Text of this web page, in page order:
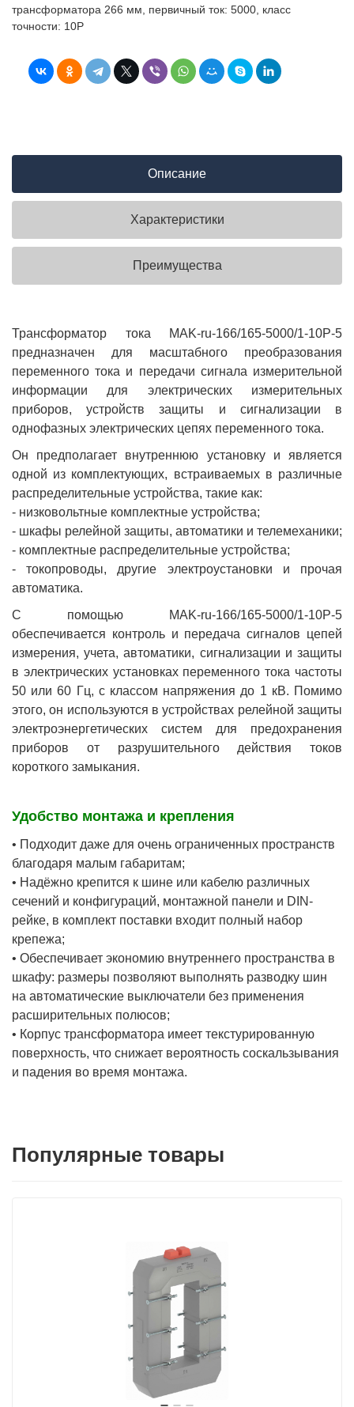
трансформатора 266 мм, первичный ток: 5000, класс
точности: 10Р
Описание
Характеристики
Преимущества
Трансформатор тока MAK-ru-166/165-5000/1-10Р-5
предназначен для масштабного преобразования
переменного тока и передачи сигнала измерительной
информации для электрических измерительных
приборов, устройств защиты и сигнализации в
однофазных электрических цепях переменного тока.
Он предполагает внутреннюю установку и является
одной из комплектующих, встраиваемых в различные
распределительные устройства, такие как:
- низковольтные комплектные устройства;
- шкафы релейной защиты, автоматики и телемеханики;
- комплектные распределительные устройства;
- токопроводы, другие электроустановки и прочая
автоматика.
С помощью MAK-ru-166/165-5000/1-10Р-5
обеспечивается контроль и передача сигналов цепей
измерения, учета, автоматики, сигнализации и защиты
в электрических установках переменного тока частоты
50 или 60 Гц, с классом напряжения до 1 кВ. Помимо
этого, он используются в устройствах релейной защиты
электроэнергетических систем для предохранения
приборов от разрушительного действия токов
короткого замыкания.
Удобство монтажа и крепления
• Подходит даже для очень ограниченных пространств
благодаря малым габаритам;
• Надёжно крепится к шине или кабелю различных
сечений и конфигураций, монтажной панели и DIN-
рейке, в комплект поставки входит полный набор
крепежа;
• Обеспечивает экономию внутреннего пространства в
шкафу: размеры позволяют выполнять разводку шин
на автоматические выключатели без применения
расширительных полюсов;
• Корпус трансформатора имеет текстурированную
поверхность, что снижает вероятность соскальзывания
и падения во время монтажа.
Популярные товары